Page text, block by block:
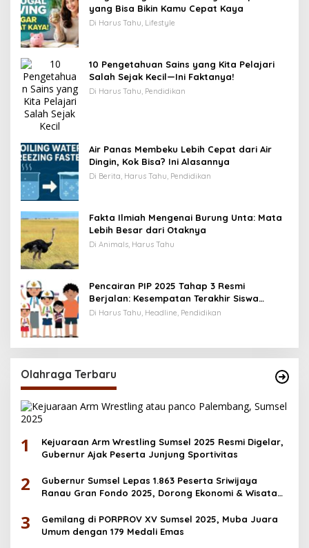
yang Bisa Bikin Kamu Cepat Kaya
Di Harus Tahu, Lifestyle
10 Pengetahuan Sains yang Kita Pelajari
Salah Sejak Kecil—Ini Faktanya!
Di Harus Tahu, Pendidikan
Air Panas Membeku Lebih Cepat dari Air
Dingin, Kok Bisa? Ini Alasannya
Di Berita, Harus Tahu, Pendidikan
Fakta Ilmiah Mengenai Burung Unta: Mata
Lebih Besar dari Otaknya
Di Animals, Harus Tahu
Pencairan PIP 2025 Tahap 3 Resmi
Berjalan: Kesempatan Terakhir Siswa
Menerima Bantuan Pendidikan hingga
Di Harus Tahu, Headline, Pendidikan
Olahraga Terbaru
1
Kejuaraan Arm Wrestling Sumsel 2025 Resmi Digelar,
Gubernur Ajak Peserta Junjung Sportivitas
2
Gubernur Sumsel Lepas 1.863 Peserta Sriwijaya
Ranau Gran Fondo 2025, Dorong Ekonomi & Wisata
3
Gemilang di PORPROV XV Sumsel 2025, Muba Juara
Umum dengan 179 Medali Emas